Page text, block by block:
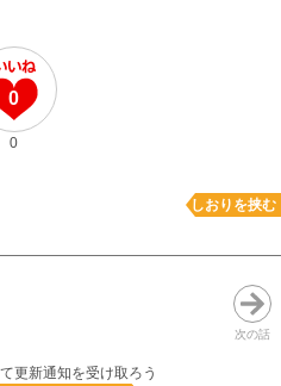
0
0
しおりを挟む
次の話
更新通知を受け取ろう